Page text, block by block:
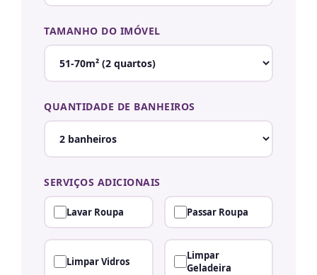
TAMANHO DO IMÓVEL
QUANTIDADE DE BANHEIROS
SERVIÇOS ADICIONAIS
Lavar Roupa Passar Roupa
Limpar Vidros
Limpar
Geladeira